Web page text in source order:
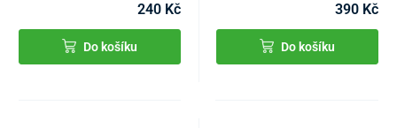
240 Kč
Do košíku
390 Kč
Do košíku